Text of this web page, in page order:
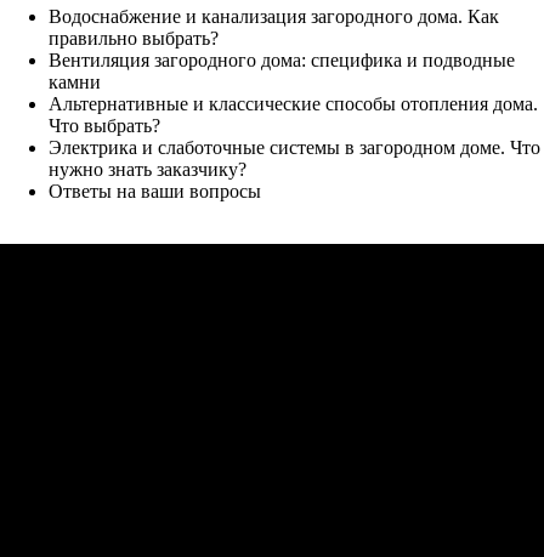
Водоснабжение и канализация загородного дома. Как
правильно выбрать?
Вентиляция загородного дома: специфика и подводные
камни
Альтернативные и классические способы отопления дома.
Что выбрать?
Электрика и слаботочные системы в загородном доме. Что
нужно знать заказчику?
Ответы на ваши вопросы